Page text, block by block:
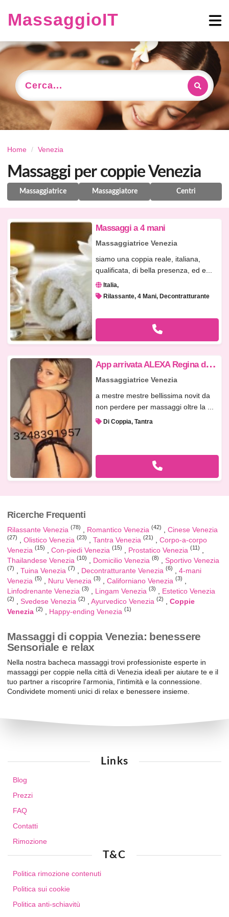
MassaggioIT
Cerca...
Home Venezia
Massaggi per coppie Venezia
Massaggiatrice Massaggiatore Centri
Massaggi a 4 mani
Massaggiatrice Venezia
siamo una coppia reale, italiana,
qualificata, di bella presenza, ed e...
Italia
Rilassante, 4 Mani, Decontratturante
A
pp arrivata ALEXA Regina del Relax di ogni genere in somma arrivo dove vuoi
Massaggiatrice Venezia
a mestre mestre bellissima novit da
non perdere per massaggi oltre la ...
Di Coppia, Tantra
Ricerche Frequenti
Rilassante Venezia (78) Romantico Venezia (42) Cinese Venezia
(27) Olistico Venezia (23) Tantra Venezia (21)
Corpo-a-corpo
Venezia (15) Con-piedi Venezia (15) Prostatico Venezia (11)
Thailandese Venezia (10) Domicilio Venezia (8) Sportivo Venezia
(7) Tuina Venezia (7) Decontratturante Venezia (6)
4-mani
Venezia (5) Nuru Venezia (3) Californiano Venezia (3)
Linfodrenante Venezia (3) Lingam Venezia (3) Estetico Venezia
(2) Svedese Venezia (2) Ayurvedico Venezia (2)
Coppie
Venezia (2) Happy-ending Venezia (1)
Massaggi di coppia Venezia: benessere
Sensoriale e relax
Nella nostra bacheca massaggi trovi professioniste esperte in
massaggi per coppie nella città di Venezia ideali per aiutare te e il
tuo partner a riscoprire l'armonia, l'intimità e la connessione.
Condividete momenti unici di relax e benessere insieme.
Links
Blog
Prezzi
FAQ
Contatti
Rimozione
T&C
Politica rimozione contenuti
Politica sui cookie
Politica anti-schiavitù